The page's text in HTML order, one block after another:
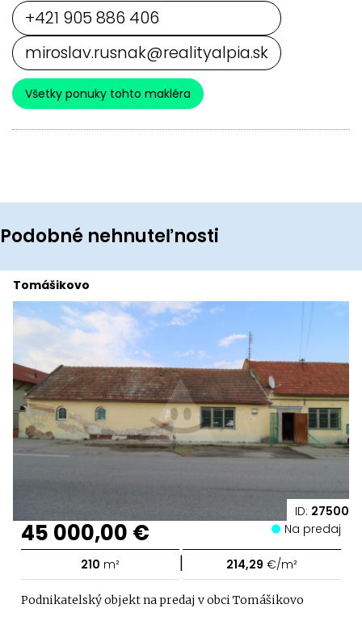
+421 905 886 406
miroslav.rusnak@realityalpia.sk
Všetky ponuky tohto makléra
Podobné nehnuteľnosti
ID: 27500
Tomášikovo
45 000,00 € Na predaj
210 m² | 214,29 €/m²
Podnikatelský objekt na predaj v obci Tomášikovo